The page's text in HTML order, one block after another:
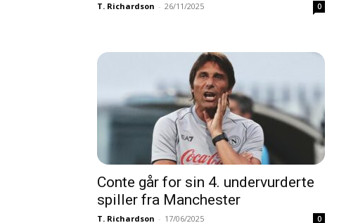
T. Richardson - 26/11/2025 0
Conte går for sin 4. undervurderte
spiller fra Manchester
T. Richardson - 17/06/2025 0